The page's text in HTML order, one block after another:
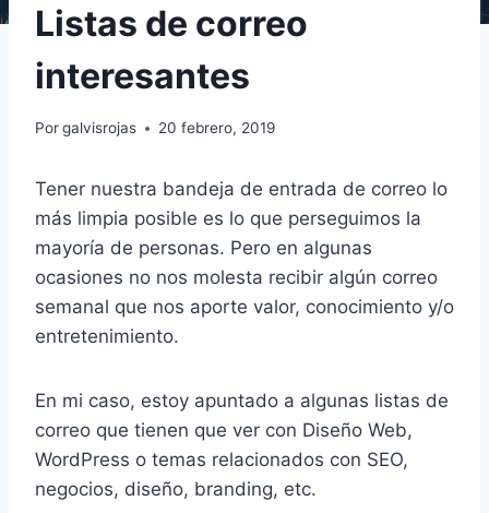
Listas de correo
interesantes
Porgalvisrojas 20 febrero, 2019
Tener nuestra bandeja de entrada de correo lo
más limpia posible es lo que perseguimos la
mayoría de personas. Pero en algunas
ocasiones no nos molesta recibir algún correo
semanal que nos aporte valor, conocimiento y/o
entretenimiento.
En mi caso, estoy apuntado a algunas listas de
correo que tienen que ver con Diseño Web,
WordPress o temas relacionados con SEO,
negocios, diseño, branding, etc.